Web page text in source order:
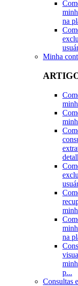
na
Minha
na
p...
Consultas